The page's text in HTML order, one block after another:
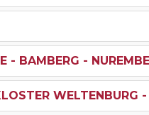
- BAMBERG -
WELTENBURG